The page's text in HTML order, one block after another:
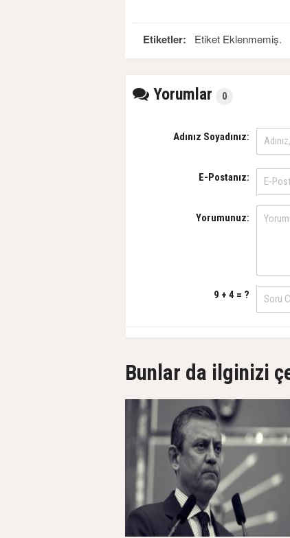
Etiketler: Etiket Eklenmemiş.
Yorumlar 0
Adınız Soyadınız:
E-Postanız:
Yorumunuz:
9 + 4 = ?
Bunlar da ilginizi